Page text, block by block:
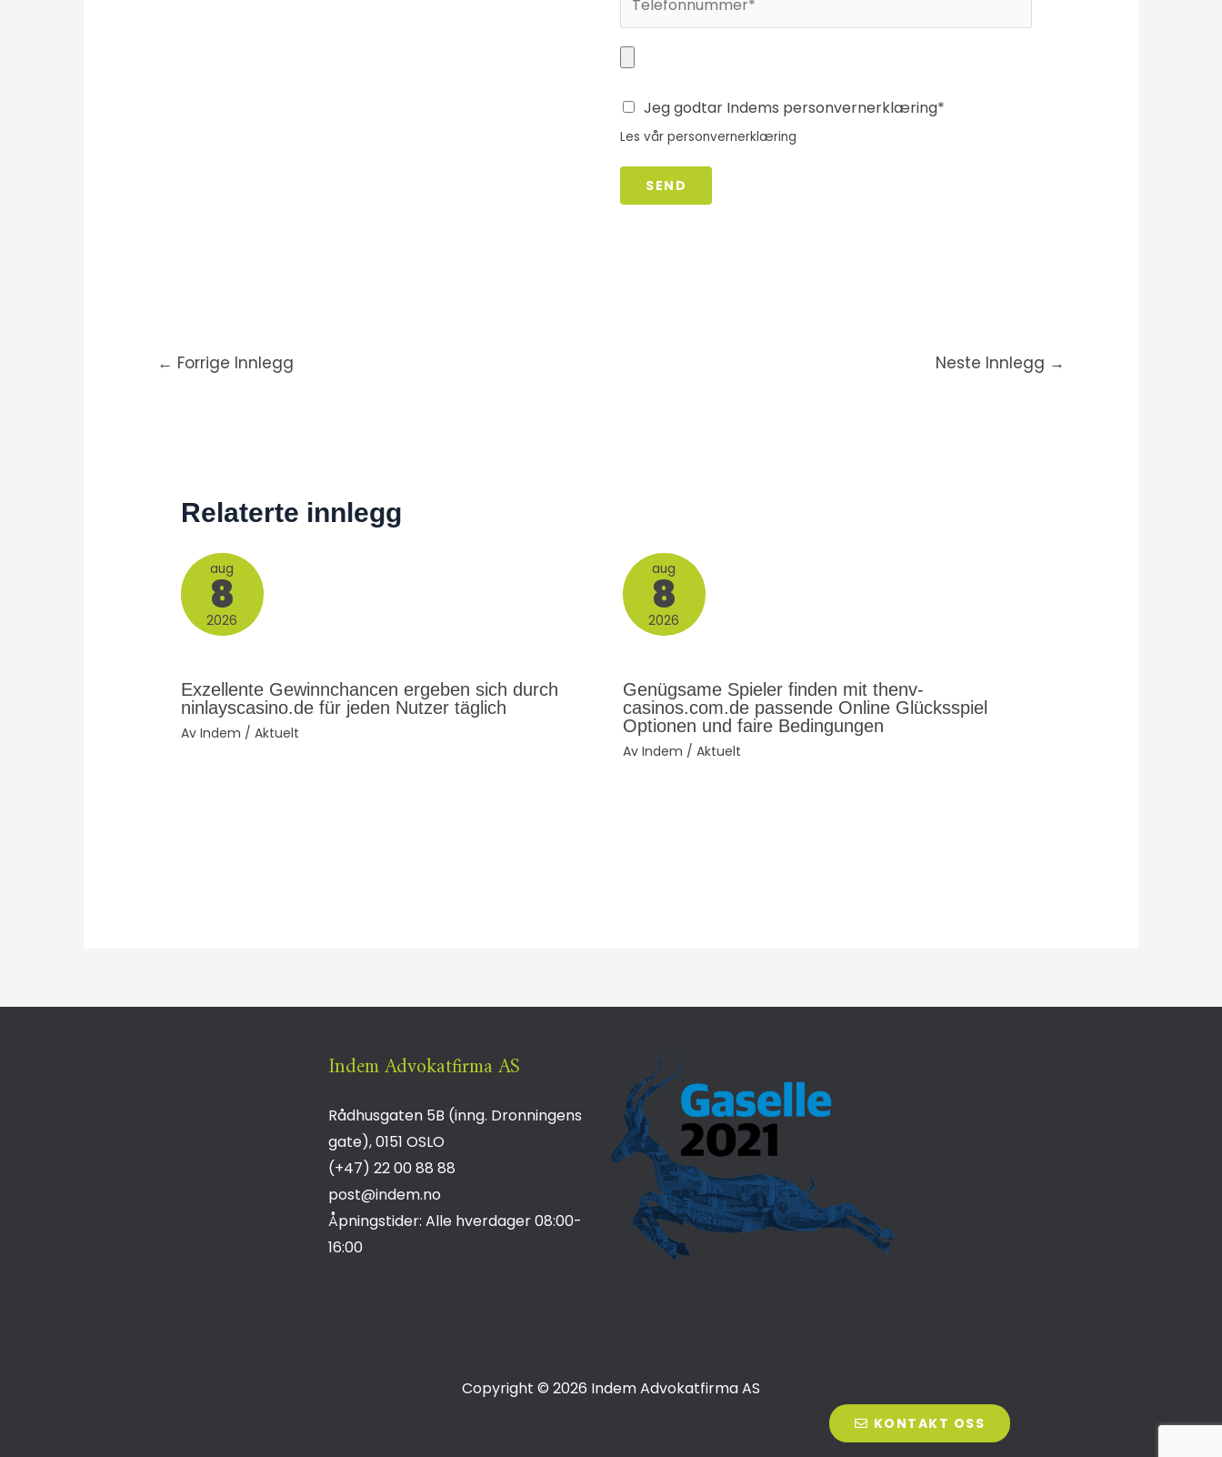
Jeg godtar Indems personvernerklæring*
Les vår personvernerklæring
SEND
← Forrige Innlegg Neste Innlegg →
Relaterte innlegg
aug
8
2026
Exzellente Gewinnchancen ergeben sich durch
ninlayscasino.de für jeden Nutzer täglich
Av Indem / Aktuelt
aug
8
2026
Genügsame Spieler finden mit thenv-
casinos.com.de passende Online Glücksspiel
Optionen und faire Bedingungen
Av Indem / Aktuelt
Indem Advokatfirma AS
Rådhusgaten 5B (inng. Dronningens
gate),0151 OSLO
(+47) 22 00 88 88
post@indem.no
Åpningstider: Alle hverdager 08:00-
16:00
KONTAKT OSS
Copyright © 2026 Indem Advokatfirma AS